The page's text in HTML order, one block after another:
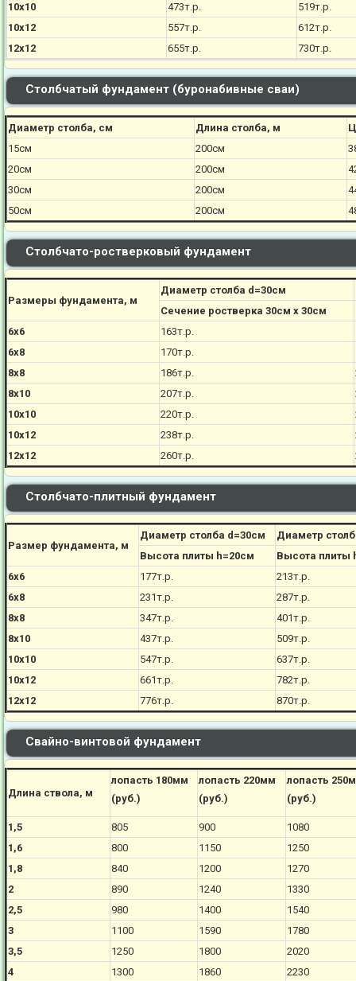
10х10
473т.р.
519т.р.
10х12
557т.р.
612т.р.
12х12
655т.р. 730т.р.
Столбчатый фундамент (буронабивные сваи)
Диаметр столба, см Длина столба, м
15см
200см
20см
200см
30см
200см
50см
200см
Столбчато-ростверковый фундамент
Размеры фундамента, м
Диаметр столба d=30см
Сечение ростверка 30см х 30см
6х6
163т.р.
6х8
170т.р.
8х8
186т.р.
8х10
207т.р.
10х10
220т.р.
10х12
238т.р.
12х12
260т.р.
Столбчато-плитный фундамент
Размер фундамента, м
Диаметр столба d=30см
Диаметр
Высота плиты h=20см
Высота плиты
6х6
177т.р. 213т.р.
6х8
231т.р. 287т.р.
8х8
347т.р. 401т.р.
8х10
437т.р. 509т.р.
10х10
547т.р. 637т.р.
10х12
661т.р. 782т.р.
12х12
776т.р. 870т.р.
Свайно-винтовой фундамент
Длина ствола, м
лопасть 180мм
(руб.)
лопасть 220мм
(руб.)
лопасть
(руб.)
1,5 805 900
1080
1,6
800 1150
1250
1,8
840 1200
1270
2
890 1240
1330
2,5
980 1400
1540
3
1100 1590
1780
3,5
1250 1800
2020
4
1300 1860
2230